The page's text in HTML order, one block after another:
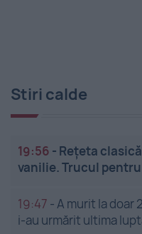
Stiri calde
19:56 - Rețeta
vanilie. Trucul
19:47 -A murit la doar
i-au urmărit ultima